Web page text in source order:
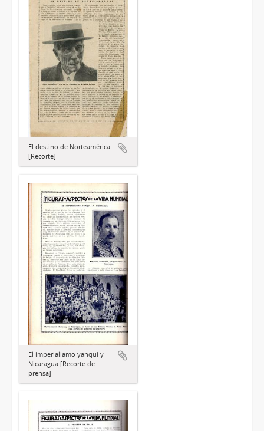
El destino de Norteamérica
[Recorte]
El imperialiamo yanqui y
Nicaragua [Recorte de
prensa]